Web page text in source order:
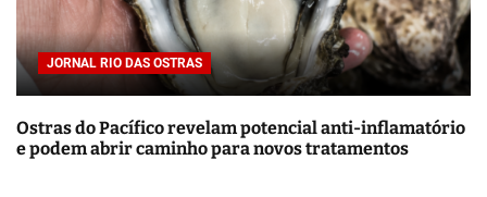
r
:
JORNAL RIO DAS OSTRAS
Ostras do Pacífico revelam potencial anti-inflamatório
e podem abrir caminho para novos tratamentos